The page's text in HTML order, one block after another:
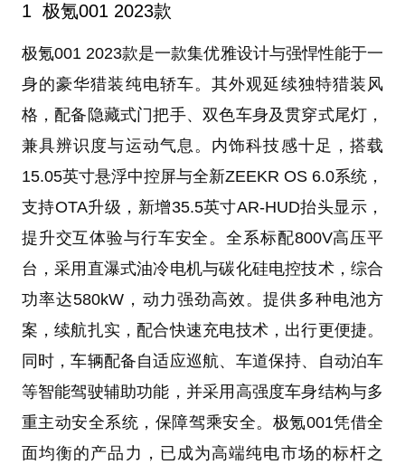
1 极氪001 2023款
极氪001 2023款是一款集优雅设计与强悍性能于一
身的豪华猎装纯电轿车。其外观延续独特猎装风
格，配备隐藏式门把手、双色车身及贯穿式尾灯，
兼具辨识度与运动气息。内饰科技感十足，搭载
15.05英寸悬浮中控屏与全新ZEEKR OS 6.0系统，
支持OTA升级，新增35.5英寸AR-HUD抬头显示，
提升交互体验与行车安全。全系标配800V高压平
台，采用直瀑式油冷电机与碳化硅电控技术，综合
功率达580kW，动力强劲高效。提供多种电池方
案，续航扎实，配合快速充电技术，出行更便捷。
同时，车辆配备自适应巡航、车道保持、自动泊车
等智能驾驶辅助功能，并采用高强度车身结构与多
重主动安全系统，保障驾乘安全。极氪001凭借全
面均衡的产品力，已成为高端纯电市场的标杆之